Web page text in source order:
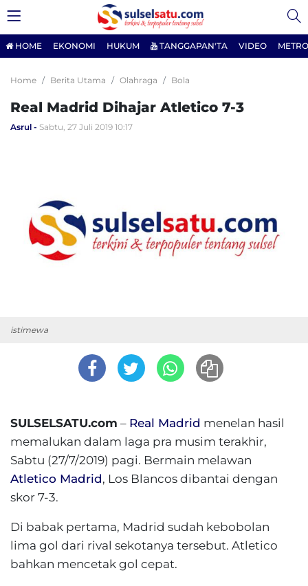
HOME EKONOMI HUKUM TANGGAPAN'TA VIDEO
Home Berita Utama Olahraga Bola
Real Madrid Dihajar Atletico 7-3
Asrul Sabtu, 27 Juli 2019 10:17
istimewa
SULSELSATU.com – Real Madrid menelan hasil
memalukan dalam laga pra musim terakhir,
Sabtu (27/7/2019) pagi. Bermain melawan
Atletico Madrid, Los Blancos dibantai dengan
skor 7-3.
Di babak pertama, Madrid sudah kebobolan
lima gol dari rival sekotanya tersebut. Atletico
bahkan mencetak gol cepat.